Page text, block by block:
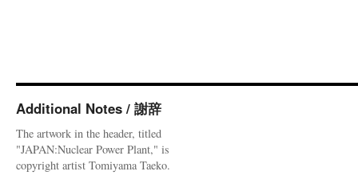
Additional Notes / 謝辞
The artwork in the header, titled
"JAPAN:Nuclear Power Plant," is
copyright artist Tomiyama Taeko.